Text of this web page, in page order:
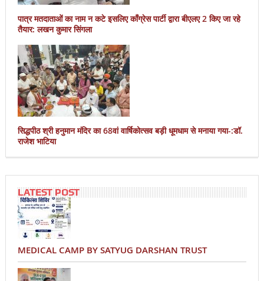
पात्र मतदाताओं का नाम न कटे इसलिए काँग्रेस पार्टी द्वारा बीएलए 2 किए जा रहे
तैयार: लखन कुमार सिंगला
सिद्धपीठ श्री हनुमान मंदिर का 68वां वार्षिकोत्सव बड़ी धूमधाम से मनाया गया-:डॉ.
राजेश भाटिया
LATEST POST
MEDICAL CAMP BY SATYUG DARSHAN TRUST